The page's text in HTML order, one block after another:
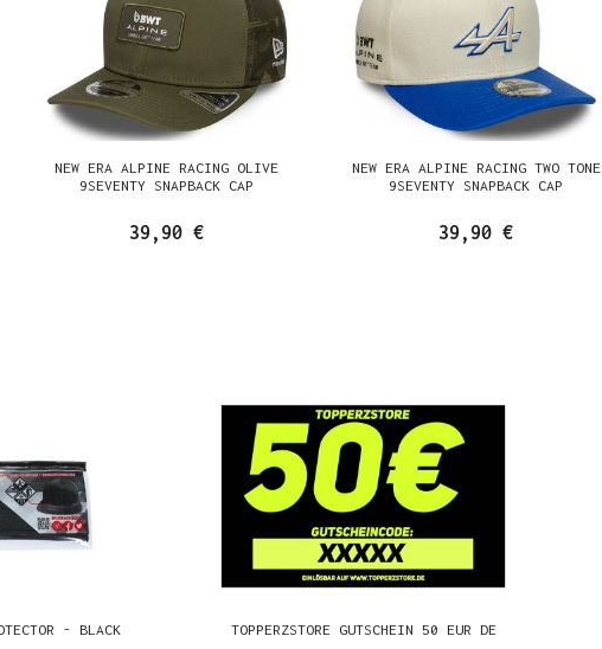
NEW ERA ALPINE RACING OLIVE
9SEVENTY SNAPBACK CAP
39,90 €
NEW ERA ALPINE RACING TWO TONE
9SEVENTY SNAPBACK CAP
39,90 €
- BLACK TOPPERZSTORE GUTSCHEIN 50 EUR DE